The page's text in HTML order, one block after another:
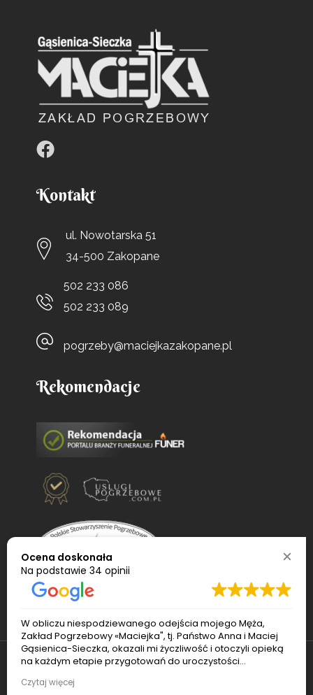
Kontakt
ul. Nowotarska 51
34-500 Zakopane
502 233 086
502 233 089
pogrzeby@maciejkazakopane.pl
Rekomendacje
© 2022
Ocena doskonała
Na podstawie 34 opinii
W obliczu niespodziewanego odejścia mojego Męża,
Zakład Pogrzebowy «Maciejka", tj. Państwo Anna i Maciej
Gąsienica-Sieczka, okazali mi życzliwość i otoczyli opieką
na każdym etapie przygotowań do uroczystości
czuwał nad porządkiem podczas pogrzebu. Pani Ania
Czytaj więcej